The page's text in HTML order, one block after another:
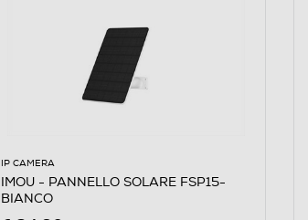
IP CAMERA
IMOU - PANNELLO SOLARE FSP15-
BIANCO